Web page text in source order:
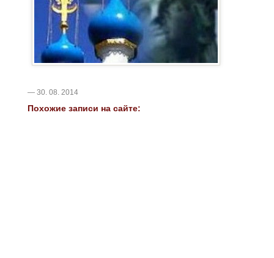
— 30. 08. 2014
Похожие записи на сайте: